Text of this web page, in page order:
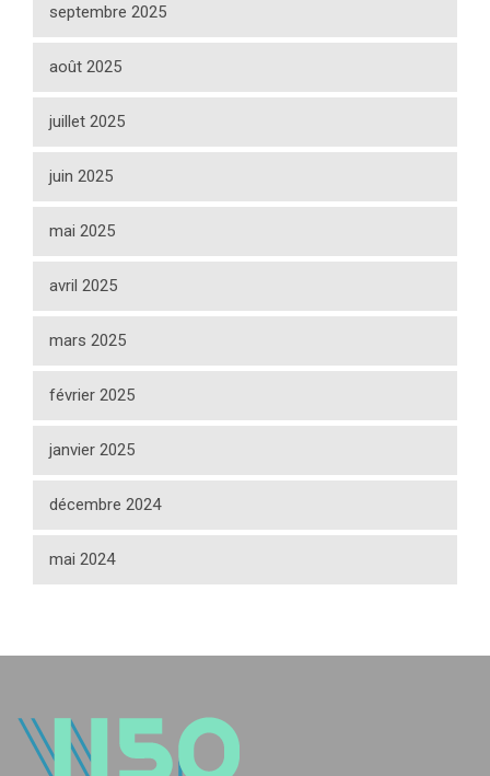
septembre 2025
août 2025
juillet 2025
juin 2025
mai 2025
avril 2025
mars 2025
février 2025
janvier 2025
décembre 2024
mai 2024